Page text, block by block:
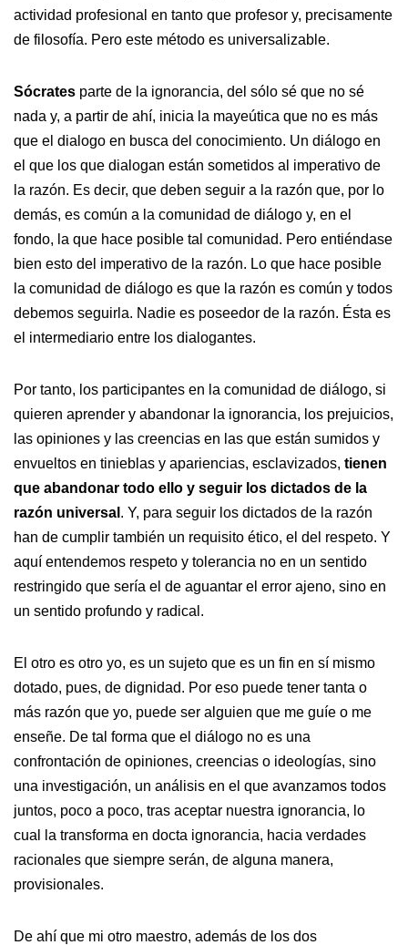
actividad profesional en tanto que profesor y, precisamente
de filosofía. Pero este método es universalizable.
Sócrates parte de la ignorancia, del sólo sé que no sé
nada y, a partir de ahí, inicia la mayeútica que no es más
que el dialogo en busca del conocimiento. Un diálogo en
el que los que dialogan están sometidos al imperativo de
la razón. Es decir, que deben seguir a la razón que, por lo
demás, es común a la comunidad de diálogo y, en el
fondo, la que hace posible tal comunidad. Pero entiéndase
bien esto del imperativo de la razón. Lo que hace posible
la comunidad de diálogo es que la razón es común y todos
debemos seguirla. Nadie es poseedor de la razón. Ésta es
el intermediario entre los dialogantes.
Por tanto, los participantes en la comunidad de diálogo, si
quieren aprender y abandonar la ignorancia, los prejuicios,
las opiniones y las creencias en las que están sumidos y
envueltos en tinieblas y apariencias, esclavizados, tienen
que abandonar todo ello y seguir los dictados de la
razón universal . Y, para seguir los dictados de la razón
han de cumplir también un requisito ético, el del respeto. Y
aquí entendemos respeto y tolerancia no en un sentido
restringido que sería el de aguantar el error ajeno, sino en
un sentido profundo y radical.
El otro es otro yo, es un sujeto que es un fin en sí mismo
dotado, pues, de dignidad. Por eso puede tener tanta o
más razón que yo, puede ser alguien que me guíe o me
enseñe. De tal forma que el diálogo no es una
confrontación de opiniones, creencias o ideologías, sino
una investigación, un análisis en el que avanzamos todos
juntos, poco a poco, tras aceptar nuestra ignorancia, lo
cual la transforma en docta ignorancia, hacia verdades
racionales que siempre serán, de alguna manera,
provisionales.
De ahí que mi otro maestro, además de los dos